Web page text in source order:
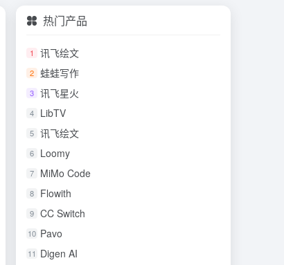
热门产品
1 讯飞绘文
2 蛙蛙写作
3 讯飞星火
4 LibTV
5 讯飞绘文
6 Loomy
7 MiMo Code
8 Flowith
9 CC Switch
10 Pavo
11 Digen AI